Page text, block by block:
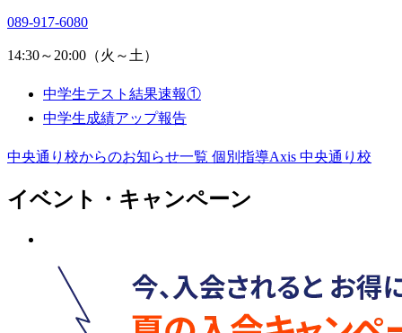
089-917-6080
14:30～20:00（火～土）
中学生テスト結果速報①
中学生成績アップ報告
中央通り校からのお知らせ一覧 個別指導Axis 中央通り校
イベント・キャンペーン